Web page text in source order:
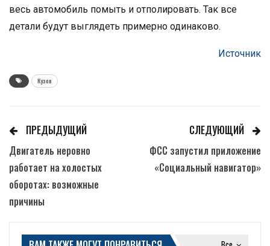
весь автомобиль помыть и отполировать. Так все
детали будут выглядеть примерно одинаково.
Источник
Кузов
ПРЕДЫДУЩИЙ
Двигатель неровно
работает на холостых
оборотах: возможные
причины
СЛЕДУЮЩИЙ
ФСС запустил приложение
«Социальный навигатор»